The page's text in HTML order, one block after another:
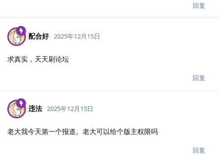
回复
配合好 2025年12月15日
求真实，天天刷论坛
回复
违法 2025年12月15日
老大我今天第一个报道。老大可以给个版主权限吗
回复